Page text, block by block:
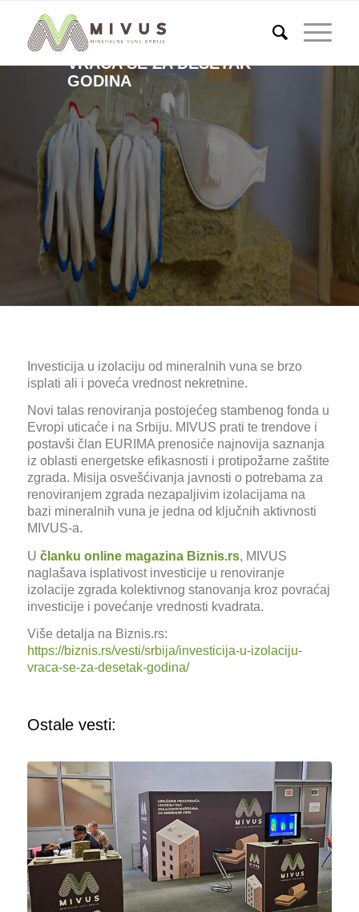
INVESTICIJA U IZOLACIJU
VRAĆA SE ZA DESETAK
GODINA
Investicija u izolaciju od mineralnih vuna se brzo
isplati ali i poveća vrednost nekretnine.
Novi talas renoviranja postojećeg stambenog fonda u
Evropi uticaće i na Srbiju. MIVUS prati te trendove i
postavši član EURIMA prenosiće najnovija saznanja
iz oblasti energetske efikasnosti i protipožarne zaštite
zgrada. Misija osvešćivanja javnosti o potrebama za
renoviranjem zgrada nezapaljivim izolacijama na
bazi mineralnih vuna je jedna od ključnih aktivnosti
MIVUS-a.
U članku online magazinaBiznis.rs, MIVUS
naglašava isplativost investicije u renoviranje
izolacije zgrada kolektivnog stanovanja kroz povraćaj
investicije i povećanje vrednosti kvadrata.
Više detalja na Biznis.rs:
https://biznis.rs/vesti/srbija/investicija-u-izolaciju-
vraca-se-za-desetak-godina/
Ostale vesti: